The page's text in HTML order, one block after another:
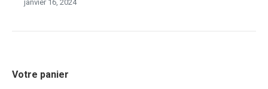
janvier 16, 2024
Votre panier